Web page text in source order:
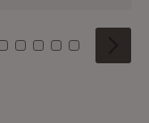
6 7 8
Kachel: 9
Zu Kachel: 10
Zu Kachel: 11
Zu Kachel: 12
Zu Kachel:
Zu